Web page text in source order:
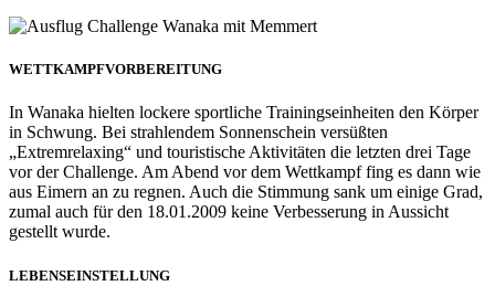
WETTKAMPFVORBEREITUNG
In Wanaka hielten lockere sportliche Trainingseinheiten den Körper
in Schwung. Bei strahlendem Sonnenschein versüßten
„Extremrelaxing“ und touristische Aktivitäten die letzten drei Tage
vor der Challenge. Am Abend vor dem Wettkampf fing es dann wie
aus Eimern an zu regnen. Auch die Stimmung sank um einige Grad,
zumal auch für den 18.01.2009 keine Verbesserung in Aussicht
gestellt wurde.
LEBENSEINSTELLUNG